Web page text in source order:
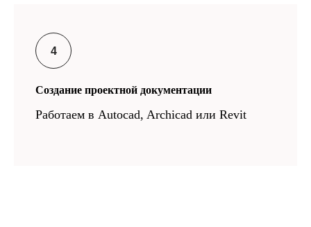
Создание проектной документации
Работаем в Autocad, Archicad или Revit